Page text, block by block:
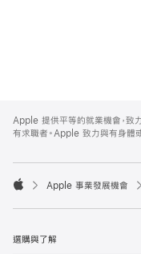
Footer
Apple 提供平等的就業機會，致
有求職者。Apple 致力與有身體

Apple 事業發展機會
選購與了解